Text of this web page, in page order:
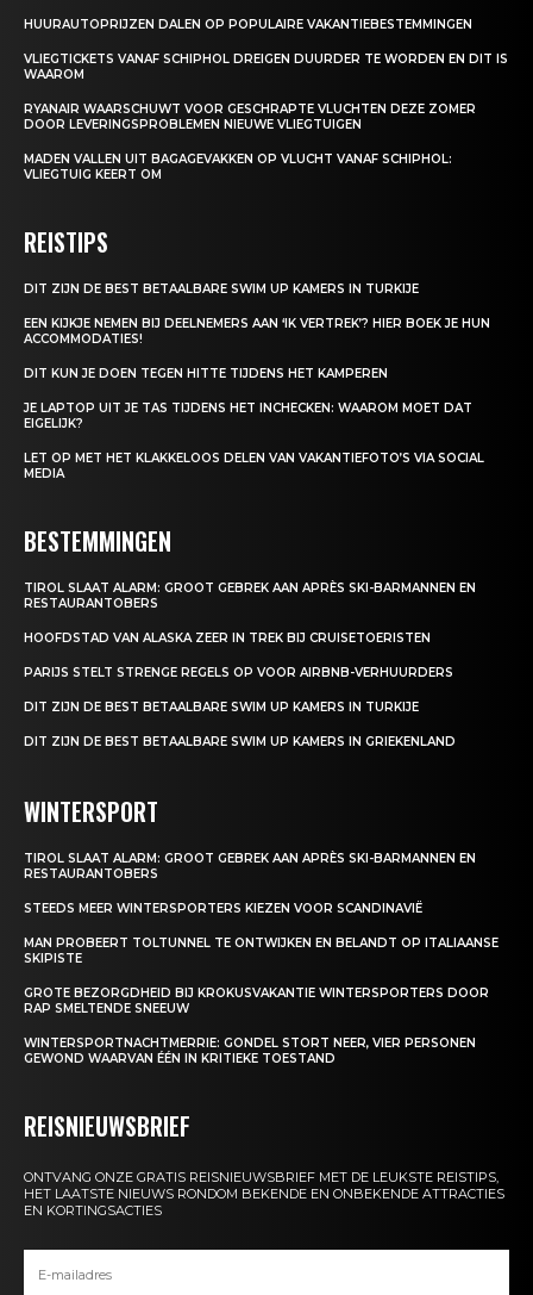
HUURAUTOPRIJZEN DALEN OP POPULAIRE VAKANTIEBESTEMMINGEN
VLIEGTICKETS VANAF SCHIPHOL DREIGEN DUURDER TE WORDEN EN DIT IS
WAAROM
RYANAIR WAARSCHUWT VOOR GESCHRAPTE VLUCHTEN DEZE ZOMER
DOOR LEVERINGSPROBLEMEN NIEUWE VLIEGTUIGEN
MADEN VALLEN UIT BAGAGEVAKKEN OP VLUCHT VANAF SCHIPHOL:
VLIEGTUIG KEERT OM
REISTIPS
DIT ZIJN DE BEST BETAALBARE SWIM UP KAMERS IN TURKIJE
EEN KIJKJE NEMEN BIJ DEELNEMERS AAN ‘IK VERTREK’? HIER BOEK JE HUN
ACCOMMODATIES!
DIT KUN JE DOEN TEGEN HITTE TIJDENS HET KAMPEREN
JE LAPTOP UIT JE TAS TIJDENS HET INCHECKEN: WAAROM MOET DAT
EIGELIJK?
LET OP MET HET KLAKKELOOS DELEN VAN VAKANTIEFOTO’S VIA SOCIAL
MEDIA
BESTEMMINGEN
TIROL SLAAT ALARM: GROOT GEBREK AAN APRÈS SKI-BARMANNEN EN
RESTAURANTOBERS
HOOFDSTAD VAN ALASKA ZEER IN TREK BIJ CRUISETOERISTEN
PARIJS STELT STRENGE REGELS OP VOOR AIRBNB-VERHUURDERS
DIT ZIJN DE BEST BETAALBARE SWIM UP KAMERS IN TURKIJE
DIT ZIJN DE BEST BETAALBARE SWIM UP KAMERS IN GRIEKENLAND
WINTERSPORT
TIROL SLAAT ALARM: GROOT GEBREK AAN APRÈS SKI-BARMANNEN EN
RESTAURANTOBERS
STEEDS MEER WINTERSPORTERS KIEZEN VOOR SCANDINAVIË
MAN PROBEERT TOLTUNNEL TE ONTWIJKEN EN BELANDT OP ITALIAANSE
SKIPISTE
GROTE BEZORGDHEID BIJ KROKUSVAKANTIE WINTERSPORTERS DOOR
RAP SMELTENDE SNEEUW
WINTERSPORTNACHTMERRIE: GONDEL STORT NEER, VIER PERSONEN
GEWOND WAARVAN ÉÉN IN KRITIEKE TOESTAND
REISNIEUWSBRIEF
ONTVANG ONZE GRATIS REISNIEUWSBRIEF MET DE LEUKSTE REISTIPS,
HET LAATSTE NIEUWS RONDOM BEKENDE EN ONBEKENDE ATTRACTIES
EN KORTINGSACTIES